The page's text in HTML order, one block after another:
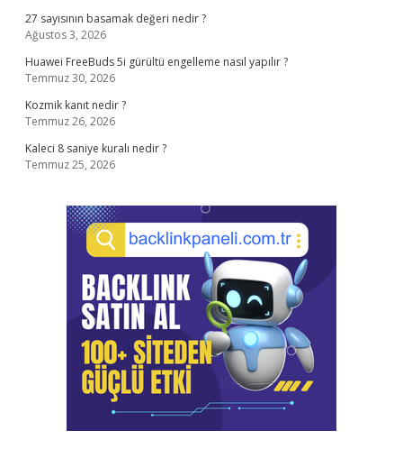
27 sayısının basamak değeri nedir ?
Ağustos 3, 2026
Huawei FreeBuds 5i gürültü engelleme nasıl yapılır ?
Temmuz 30, 2026
Kozmik kanıt nedir ?
Temmuz 26, 2026
Kaleci 8 saniye kuralı nedir ?
Temmuz 25, 2026